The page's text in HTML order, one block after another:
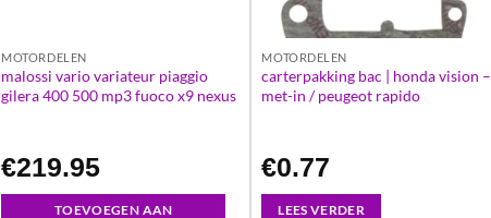
MOTORDELEN
malossi vario variateur piaggio
gilera 400 500 mp3 fuoco x9 nexus
€219.95
TOEVOEGEN AAN
MOTORDELEN
carterpakking bac | honda vision –
met-in / peugeot rapido
€0.77
LEES VERDER